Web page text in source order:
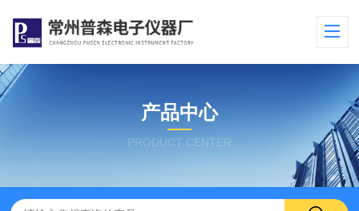
产品中心
PRODUCT CENTER